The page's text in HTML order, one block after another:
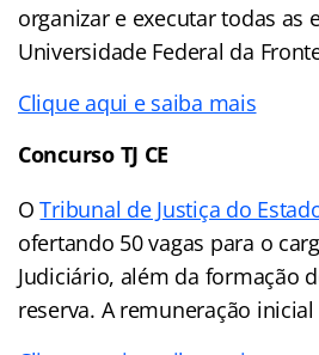
organizar e executar todas as
Universidade Federal da
Clique aqui e saiba mais
Concurso TJ CE
OTribunal de Justiça do
ofertando 50 vagas para o
Judiciário, além da formação
reserva. A remuneração inicial